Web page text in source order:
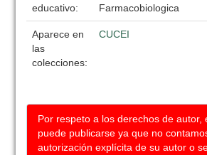
educativo:
Farmacobiologica
Aparece en
las
colecciones:
CUCEI
Por respeto a los derechos de autor,
puede publicarse ya que no
autorización explícita de su autor o